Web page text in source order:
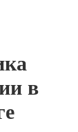
в